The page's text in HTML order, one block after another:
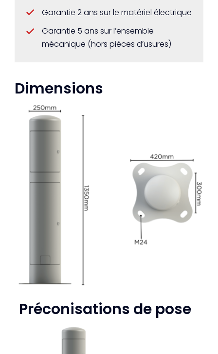
Garantie 2 ans sur le matériel électrique
Garantie 5 ans sur l’ensemble
mécanique (hors pièces d’usures)
Dimensions
Préconisations de pose